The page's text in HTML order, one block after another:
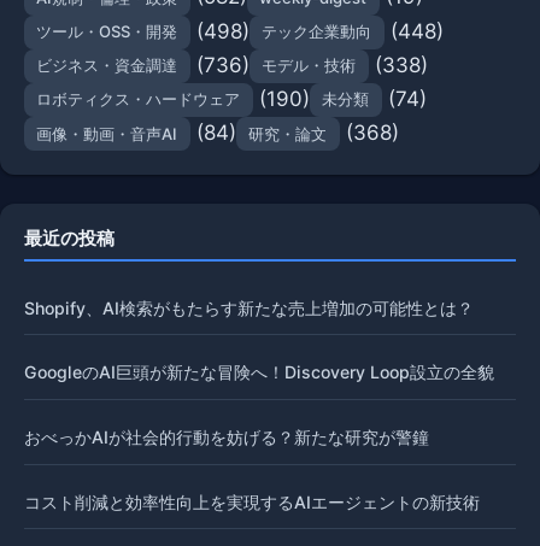
ツール・OSS・開発 (498) テック企業動向 (448)
ビジネス・資金調達 (736) モデル・技術 (338)
ロボティクス・ハードウェア (190) 未分類 (74)
画像・動画・音声AI (84) 研究・論文 (368)
最近の投稿
Shopify、AI検索がもたらす新たな売上増加の可能性とは？
GoogleのAI巨頭が新たな冒険へ！Discovery Loop設立の全貌
おべっかAIが社会的行動を妨げる？新たな研究が警鐘
コスト削減と効率性向上を実現するAIエージェントの新技術